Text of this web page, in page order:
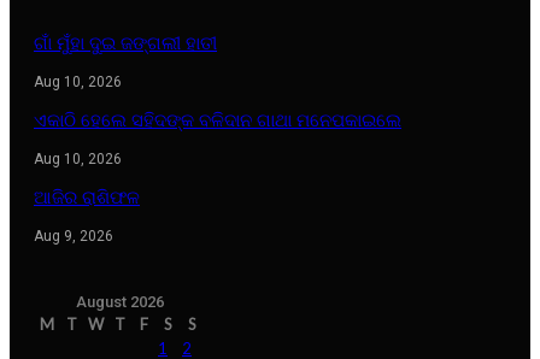
ଗାଁ ମୁଁହା ଦୁଇ ଜଙ୍ଗଲୀ ହାତୀ
Aug 10, 2026
ଏକାଠି ହେଲେ ସହିଦଙ୍କ ବଳିଦାନ ଗାଥା ମନେପକାଇଲେ
Aug 10, 2026
ଆଜିର ରାଶିଫଳ
Aug 9, 2026
August 2026
M T W T F S
S
1
2